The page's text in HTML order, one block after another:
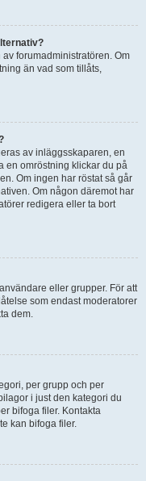
forumadministratören. Om
än vad som tillåts,
av inläggsskaparen, en
en omröstning klickar du på
Om ingen har röstat så går
Om någon däremot har
redigera eller ta bort
eller grupper. För att
som endast moderatorer
dem.
per grupp och per
i just den kategori du
bifoga filer. Kontakta
kan bifoga filer.